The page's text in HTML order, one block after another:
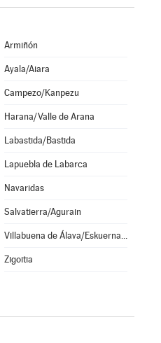
Armiñón
Ayala/Aiara
Campezo/Kanpezu
Harana/Valle de Arana
Labastida/Bastida
Lapuebla de Labarca
Navaridas
Salvatierra/Agurain
Villabuena de Álava/Eskuernaga
Zigoitia